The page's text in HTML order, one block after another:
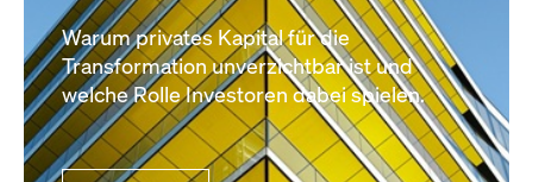
Warum privates Kapital für die
Transformation unverzichtbar ist und
welche Rolle Investoren dabei spielen.